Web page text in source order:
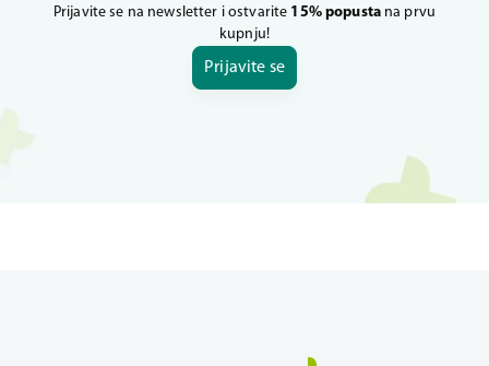
Prijavite se na newsletter i ostvarite 15% popustana prvu
kupnju!
Prijavite se